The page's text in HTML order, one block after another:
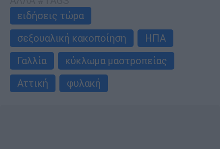
ειδήσεις τώρα
σεξουαλική κακοποίηση
ΗΠΑ
Γαλλία
κύκλωμα μαστροπείας
Αττική
φυλακή